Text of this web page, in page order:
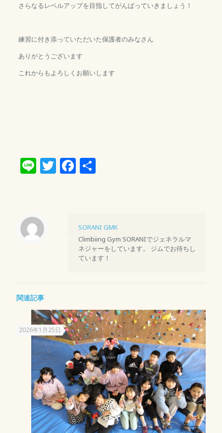
さらなるレベルアップを目指してがんばっていきましょう！
練習に付き添っていただいた保護者のみなさん
ありがとうございます
これからもよろしくお願いします
LineTwitter
Facebook
共
SORANI GMK
Climbiing Gym SORANIでジェネラルマ
ネジャーをしています。 ジムでお待ちし
ています！
関連記事
2026年1月25日